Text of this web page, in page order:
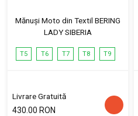
Mănuși Moto din Textil BERING
LADY SIBERIA
T5 T6 T7 T8 T9
Livrare Gratuită
430.00 RON